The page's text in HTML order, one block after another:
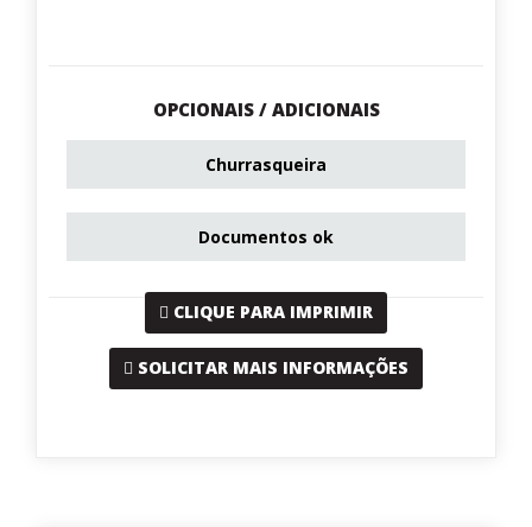
OPCIONAIS / ADICIONAIS
Churrasqueira
Documentos ok
CLIQUE PARA IMPRIMIR
SOLICITAR MAIS INFORMAÇÕES